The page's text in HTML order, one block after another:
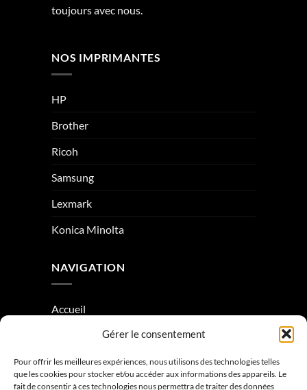
Gérer le consentement
Pour offrir les meilleures expériences, nous utilisons des technologies telles
que les cookies pour stocker et/ou accéder aux informations des appareils. Le
fait de consentir à ces technologies nous permettra de traiter des données
toujours avec nous.
NOS IMPRIMANTES
HP
Brother
Ricoh
Samsung
Lexmark
Konica Minolta
NAVIGATION
Accueil
Condition générale de vente
Mentions légales